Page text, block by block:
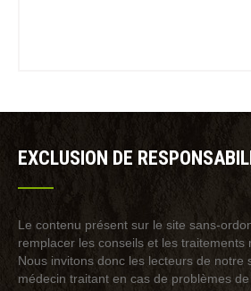
EXCLUSION DE
Le contenu présent sur le site sans-
remplacer les conseils et les traitements
Nous invitons donc les lecteurs de notre
médecin traitant en cas de problèmes